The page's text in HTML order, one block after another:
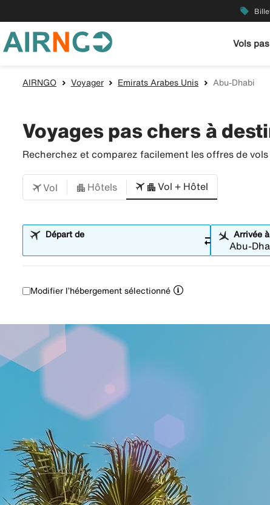
local_offer
Vols
AIRNGO Voyager Emirats Arabes Unis Abu-Dhabi
Voyages pas chers à
Recherchez et comparez facilement les offres de
Vol Hôtels Vol + Hôtel
Départ de sync_alt Arrivée à
Modifier l’hébergement sélectionné